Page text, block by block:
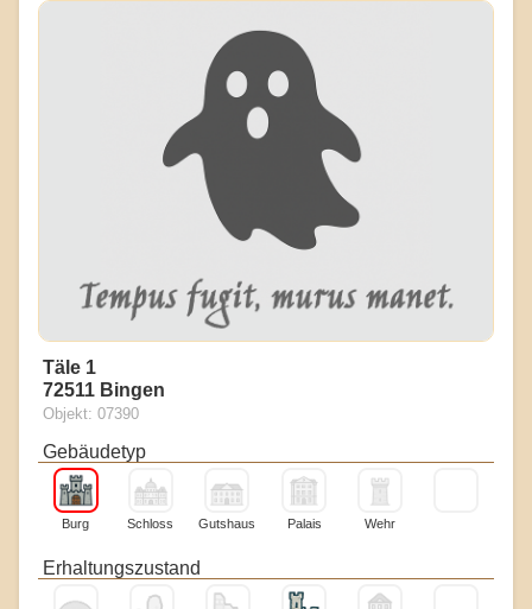
Täle 1
72511 Bingen
Objekt: 07390
Gebäudetyp
Burg Schloss Gutshaus Palais Wehr
Erhaltungszustand